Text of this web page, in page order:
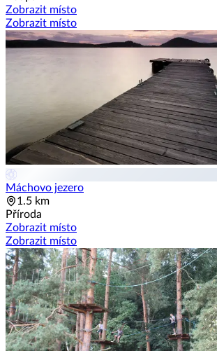
Zobrazit místo
Zobrazit místo
Máchovo jezero
1.5 km
Příroda
Zobrazit místo
Zobrazit místo